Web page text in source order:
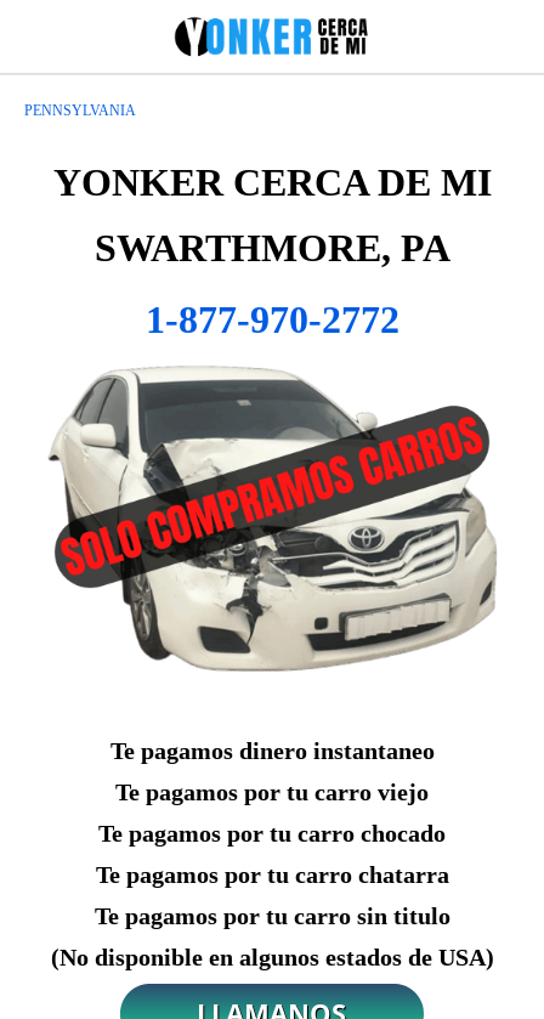
PENNSYLVANIA
YONKER CERCA DE MI
SWARTHMORE, PA
1-877-970-2772
Te pagamos dinero instantaneo
Te pagamos por tu carro viejo
Te pagamos por tu carro chocado
Te pagamos por tu carro chatarra
Te pagamos por tu carro sin titulo
(No disponible en algunos estados de USA)